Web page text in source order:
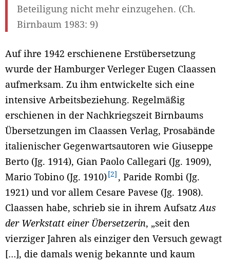
Beteiligung nicht mehr einzugehen. (Ch.
Birnbaum 1983: 9)
Auf ihre 1942 erschienene Erstübersetzung
wurde der Hamburger Verleger Eugen Claassen
aufmerksam. Zu ihm entwickelte sich eine
intensive Arbeitsbeziehung. Regelmäßig
erschienen in der Nachkriegszeit Birnbaums
Übersetzungen im Claassen Verlag, Prosabände
italienischer Gegenwartsautoren wie Giuseppe
Berto (Jg. 1914), Gian Paolo Callegari (Jg. 1909),
Mario Tobino (Jg. 1910) 2 , Paride Rombi (Jg.
1921) und vor allem Cesare Pavese (Jg. 1908).
Claassen habe, schrieb sie in ihrem Aufsatz Aus
der Werkstatt einer Übersetzerin, „seit den
vierziger Jahren als einziger den Versuch gewagt
[…], die damals wenig bekannte und kaum